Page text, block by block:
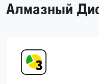
Алмазный